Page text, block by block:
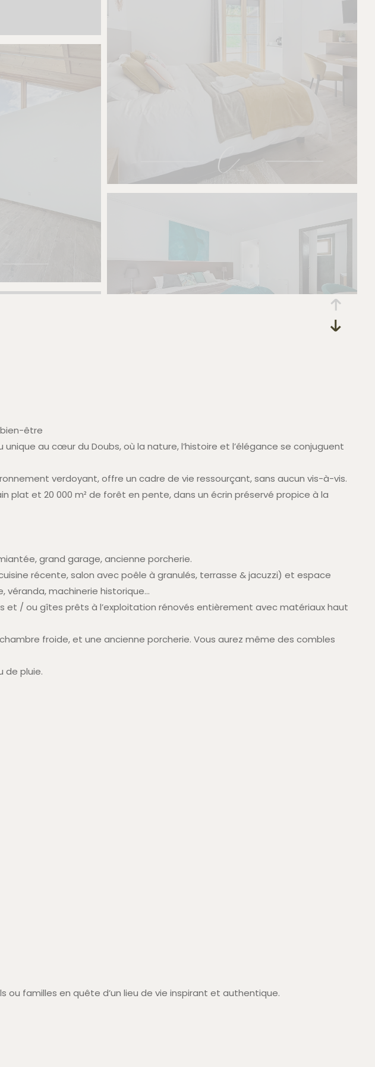
être
au cœur du Doubs, où la nature, l’histoire et l’élégance se conjuguent
verdoyant, offre un cadre de vie ressourçant, sans aucun vis-à-vis.
plat et 20 000 m² de forêt en pente, dans un écrin préservé propice à la
grand garage, ancienne porcherie.
récente, salon avec poêle à granulés, terrasse & jacuzzi) et espace
véranda, machinerie historique…
et / ou gîtes prêts à l’exploitation rénovés entièrement avec matériaux haut
froide, et une ancienne porcherie. Vous aurez même des combles
de pluie.
familles en quête d’un lieu de vie inspirant et authentique.